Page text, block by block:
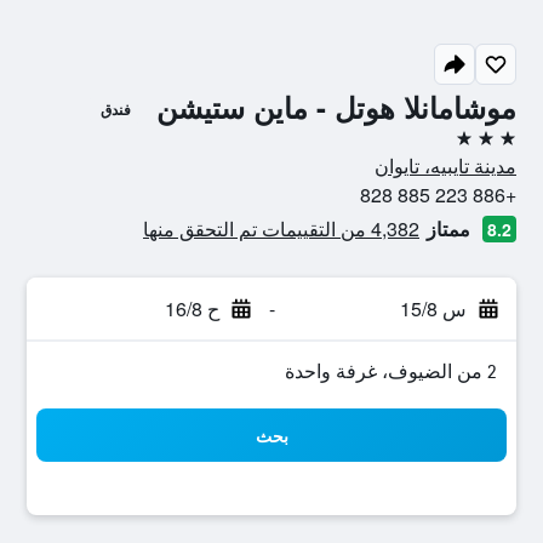
موشامانلا هوتل - ماين ستيشن فندق
3 نجوم
مدينة تايبيه، تايوان
+886 223 885 828
8.2 ممتاز 4,382 من التقييمات تم التحقق منها
س 15/8 - ح 16/8
2 من الضيوف، غرفة واحدة
بحث